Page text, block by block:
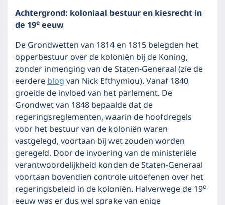
Achtergrond: koloniaal bestuur en kiesrecht in
de 19e eeuw
De Grondwetten van 1814 en 1815 belegden het
opperbestuur over de koloniën bij de Koning,
zonder inmenging van de Staten-Generaal (zie de
eerdereblogvan Nick Efthymiou). Vanaf 1840
groeide de invloed van het parlement. De
Grondwet van 1848 bepaalde dat de
regeringsreglementen, waarin de hoofdregels
voor het bestuur van de koloniën waren
vastgelegd, voortaan bij wet zouden worden
geregeld. Door de invoering van de ministeriële
verantwoordelijkheid konden de Staten-Generaal
voortaan bovendien controle uitoefenen over het
regeringsbeleid in de koloniën. Halverwege de 19e
eeuw was er dus wel sprake van enige